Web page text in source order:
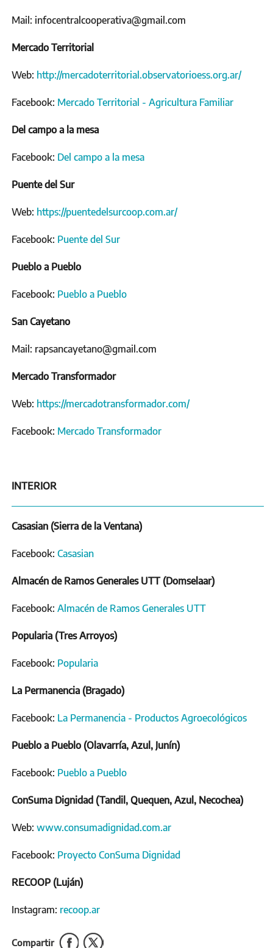
Mail: infocentralcooperativa@gmail.com
Mercado Territorial
Web: http://mercadoterritorial.observatorioess.org.ar/
Facebook: Mercado Territorial - Agricultura Familiar
Del campo a la mesa
Facebook: Del campo a la mesa
Puente del Sur
Web: https://puentedelsurcoop.com.ar/
Facebook: Puente del Sur
Pueblo a Pueblo
Facebook: Pueblo a Pueblo
San Cayetano
Mail: rapsancayetano@gmail.com
Mercado Transformador
Web: https://mercadotransformador.com/
Facebook: Mercado Transformador
INTERIOR
Casasian (Sierra de la Ventana)
Facebook: Casasian
Almacén de Ramos Generales UTT (Domselaar)
Facebook: Almacén de Ramos Generales UTT
Popularia (Tres Arroyos)
Facebook: Popularia
La Permanencia (Bragado)
Facebook: La Permanencia - Productos Agroecológicos
Pueblo a Pueblo (Olavarría, Azul, Junín)
Facebook: Pueblo a Pueblo
ConSuma Dignidad (Tandil, Quequen, Azul, Necochea)
Web: www.consumadignidad.com.ar
Facebook: Proyecto ConSuma Dignidad
RECOOP (Luján)
Instagram: recoop.ar
Compartir